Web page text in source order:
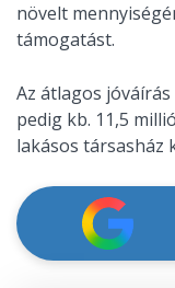
növelt
támogatást.
Az átlagos
pedig kb. 11,5
lakásos társasház